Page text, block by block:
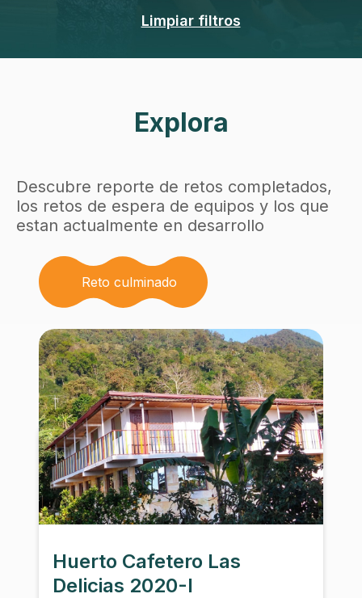
Limpiar filtros
Explora
Descubre reporte de retos completados,
los retos de espera de equipos y los que
estan actualmente en desarrollo
Reto culminado
Huerto Cafetero Las
Delicias 2020-I